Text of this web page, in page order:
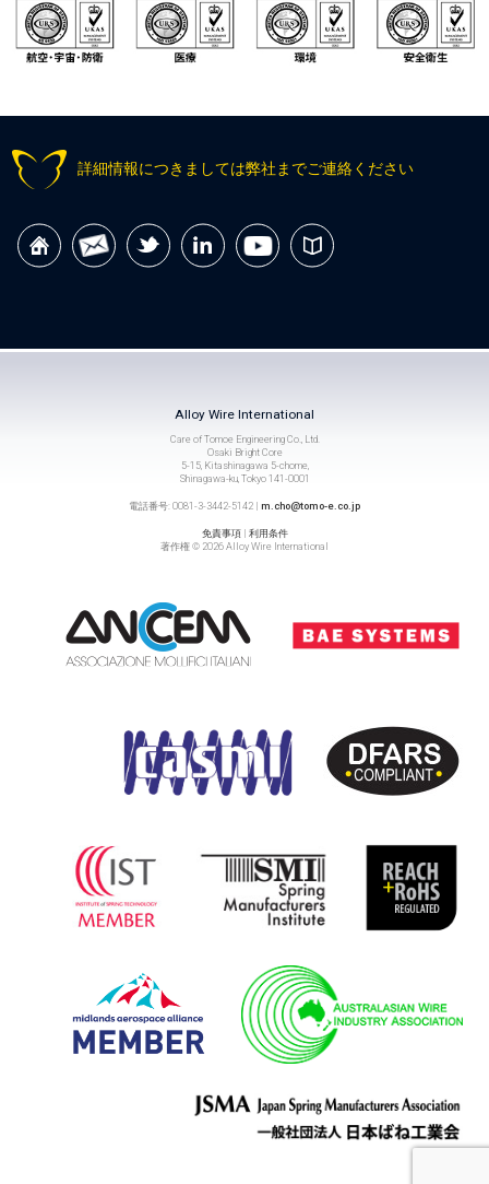
詳細情報につきましては弊社までご連絡ください
Alloy Wire International
Care of Tomoe Engineering Co., Ltd.
Osaki Bright Core
5-15, Kitashinagawa 5-chome,
Shinagawa-ku, Tokyo 141-0001
電話番号: 0081-3-3442-5142 | m.cho@tomo-e.co.jp
免責事項| 利用条件
著作権 © 2026 Alloy Wire International